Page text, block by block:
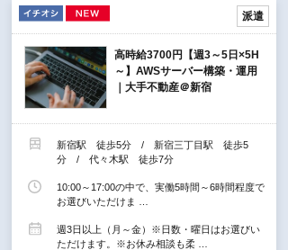
派遣
高時給3700円【週3～5日×5H
～】AWSサーバー構築・運用
｜大手不動産＠新宿
新宿駅 徒歩5分 / 新宿三丁目駅 徒歩5
分 / 代々木駅 徒歩7分
10:00～17:00の中で、実働5時間～6時間程度で
お選びいただけま …
週3日以上（月～金）※日数・曜日はお選びい
ただけます。※お休み相談も柔 …